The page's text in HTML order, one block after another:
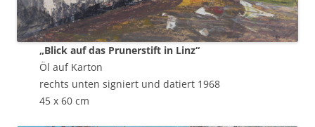
„Blick auf das Prunerstift in Linz“
Öl auf Karton
rechts unten signiert und datiert 1968
45 x 60 cm